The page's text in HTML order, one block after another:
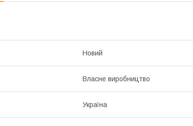
Новий
Власне виробництво
Україна